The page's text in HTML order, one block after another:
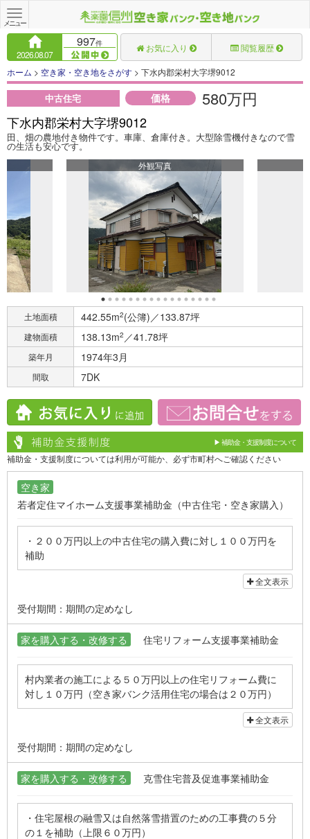
Toggle
navigation
メニュー
2026.08.07
997件 お気に入り 閲覧履歴
ホーム > 空き家・空き地をさがす > 下水内郡栄村大字堺9012
中古住宅 価格 580万円
下水内郡栄村大字堺9012
田、畑の農地付き物件です。車庫、倉庫付き。大型除雪機付きなので雪
の生活も安心です。
外観写真
土地面積 442.55m2(公簿)／133.87坪
建物面積 138.13m2 ／41.78坪
築年月 1974年3月
間取 7DK
▶ 補助金・支援制度について
補助金・支援制度については利用が可能か、必ず市町村へご確認ください
空き家
若者定住マイホーム支援事業補助金（中古住宅・空き家購入）
・２００万円以上の中古住宅の購入費に対し１００万円を
補助
・空き家バンク登録住宅の購入費の２分の１を補助（上限
全文表示
受付期間：期間の定めなし
家を購入する・改修する 住宅リフォーム支援事業補助金
村内業者の施工による５０万円以上の住宅リフォーム費に
対し１０万円（空き家バンク活用住宅の場合は２０万円）
を補助
全文表示
受付期間：期間の定めなし
家を購入する・改修する 克雪住宅普及促進事業補助金
・住宅屋根の融雪又は自然落雪措置のための工事費の５分
の１を補助（上限６０万円）